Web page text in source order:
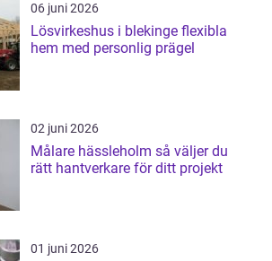
06 juni 2026
Lösvirkeshus i blekinge flexibla
hem med personlig prägel
02 juni 2026
Målare hässleholm så väljer du
rätt hantverkare för ditt projekt
01 juni 2026